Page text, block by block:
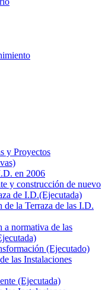
y Proyectos
en 2006
y construcción de nuevo
de I.D.(Ejecutada)
de la Terraza de las I.D.
a normativa de las
(Ejecutado)
las Instalaciones
(Ejecutada)